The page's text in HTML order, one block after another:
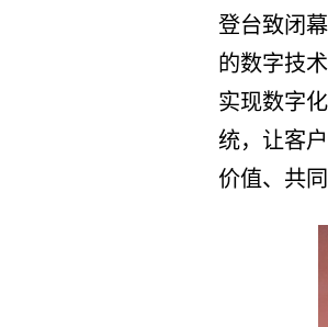
登台致闭
的数字技
实现数字
统，让客
价值、共同